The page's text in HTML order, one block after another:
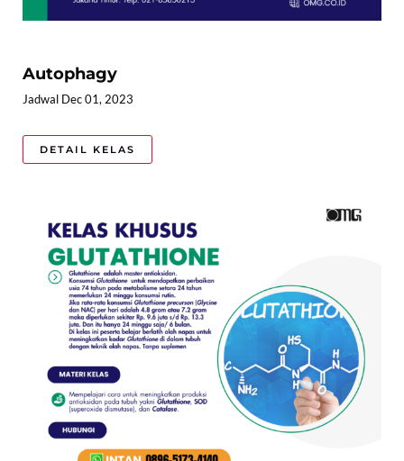
Autophagy
Jadwal Dec 01, 2023
DETAIL KELAS